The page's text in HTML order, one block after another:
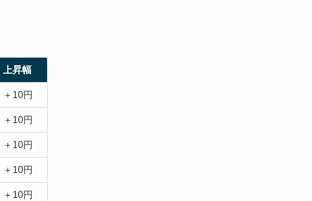
上昇幅
＋10円
＋10円
＋10円
＋10円
＋10円